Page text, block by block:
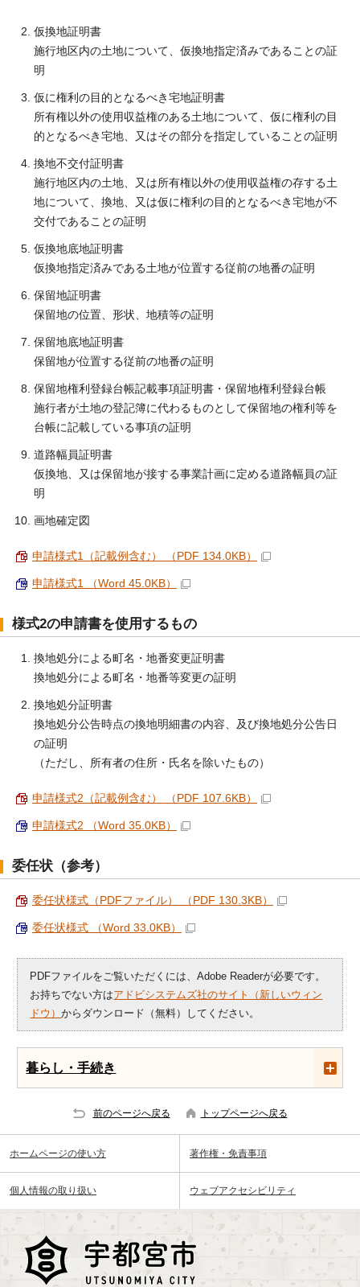
仮換地証明書
施行地区内の土地について、仮換地指定済みであることの証
明
仮に権利の目的となるべき宅地証明書
所有権以外の使用収益権のある土地について、仮に権利の目
的となるべき宅地、又はその部分を指定していることの証明
換地不交付証明書
施行地区内の土地、又は所有権以外の使用収益権の存する土
地について、換地、又は仮に権利の目的となるべき宅地が不
交付であることの証明
仮換地底地証明書
仮換地指定済みである土地が位置する従前の地番の証明
保留地証明書
保留地の位置、形状、地積等の証明
保留地底地証明書
保留地が位置する従前の地番の証明
保留地権利登録台帳記載事項証明書・保留地権利登録台帳
施行者が土地の登記簿に代わるものとして保留地の権利等を
台帳に記載している事項の証明
道路幅員証明書
仮換地、又は保留地が接する事業計画に定める道路幅員の証
明
画地確定図
申請様式1（記載例含む） （PDF 134.0KB）
申請様式1 （Word 45.0KB）
様式2の申請書を使用するもの
換地処分による町名・地番変更証明書
換地処分による町名・地番等変更の証明
換地処分証明書
換地処分公告時点の換地明細書の内容、及び換地処分公告日
の証明
（ただし、所有者の住所・氏名を除いたもの）
申請様式2（記載例含む） （PDF 107.6KB）
申請様式2 （Word 35.0KB）
委任状（参考）
委任状様式（PDFファイル） （PDF 130.3KB）
委任状様式 （Word 33.0KB）
PDFファイルをご覧いただくには、Adobe Readerが必要です。
お持ちでない方はアドビシステムズ社のサイト（新しいウィン
ドウ）からダウンロード（無料）してください。
暮らし・手続き
前のページへ戻る トップページへ戻る
ホームページの使い方 著作権・免責事項
個人情報の取り扱い ウェブアクセシビリティ